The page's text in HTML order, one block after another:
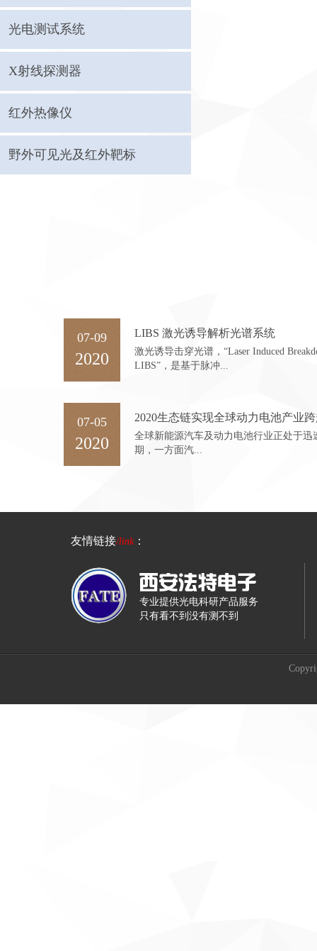
光电测试系统
X射线探测器
红外热像仪
野外可见光及红外靶标
07-09
2020
LIBS 激光诱导解析光谱系统
激光诱导击穿光谱，“Laser Induced
LIBS”，是基于脉冲...
07-05
2020
2020生态链实现全球动力电池产业
全球新能源汽车及动力电池行业正处于迅
期，一方面汽...
友情链接/link：
专业提供光电科研产品服务
只有看不到没有测不到